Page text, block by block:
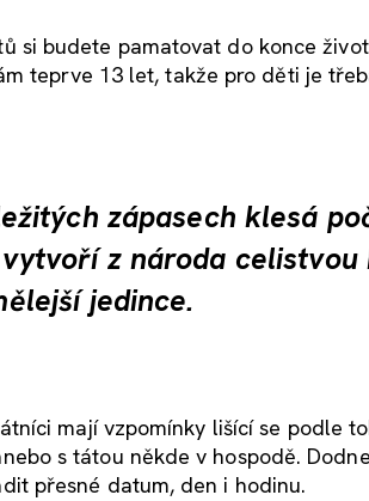
si budete pamatovat do konce
teprve 13 let, takže pro děti je
zápasech klesá
z národa
jedince.
mají vzpomínky lišící se podle
s tátou někde v hospodě.
přesné datum, den i hodinu.